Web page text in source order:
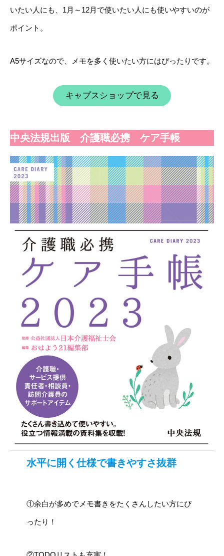
いたい人にも、1月～12月で使いたい人にも使いやすいのが
ポイント。
A5サイズなので、メモを多く使いたい方にはぴったりです。
キャプスショップで見る
中央法規出版 介護職必携 ケア手帳
水平に開く仕様で書きやすさ抜群
①余白が多めでメモ書きをたくさんしたい方にぴ
ったり！